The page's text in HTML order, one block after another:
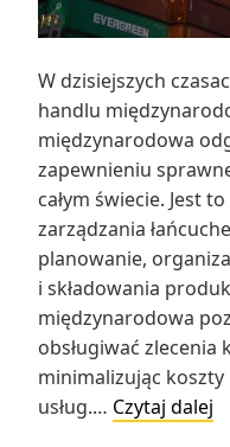
W dzisiejszych
handlu
międzynarodowa
zapewnieniu
całym świecie. Jest
zarządzania
planowanie,
i składowania
międzynarodowa
obsługiwać
minimalizując
usług.… Czytaj dalej